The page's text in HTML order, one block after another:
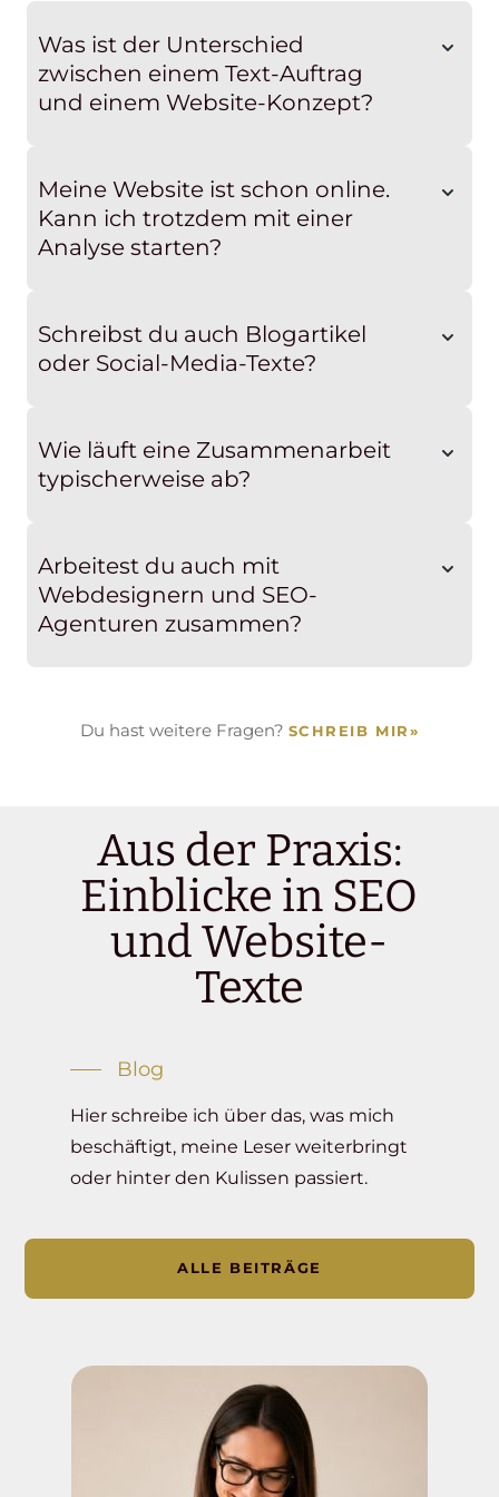
Was ist der Unterschied
zwischen einem Text-Auftrag
und einem Website-Konzept?
Meine Website ist schon online.
Kann ich trotzdem mit einer
Analyse starten?
Schreibst du auch Blogartikel
oder Social-Media-Texte?
Wie läuft eine Zusammenarbeit
typischerweise ab?
Arbeitest du auch mit
Webdesignern und SEO-
Agenturen zusammen?
Du hast weitere Fragen? SCHREIB MIR»
Aus der Praxis:
Einblicke in SEO
und Website-
Texte
Blog
Hier schreibe ich über das, was mich
beschäftigt, meine Leser weiterbringt
oder hinter den Kulissen passiert.
ALLE BEITRÄGE